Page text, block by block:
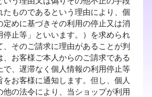
たものであるという理由により、個
定めに基づきその利用の停止又は消
停止等」といいます。）を求められ
、そのご請求に理由があることが判
、お客様ご本人からのご請求である
で、遅滞なく個人情報の利用停止等
をお客様に通知します。但し、個人
他の法令により、当ショップが利用